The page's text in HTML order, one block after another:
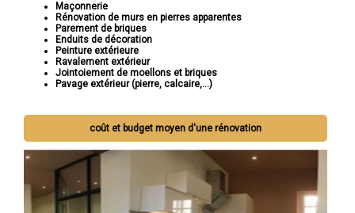
Maçonnerie
Rénovation de murs en pierres apparentes
Parement de briques
Enduits de décoration
Peinture extérieure
Ravalement extérieur
Jointoiement de moellons et briques
Pavage extérieur (pierre, calcaire,...)
coût et budget moyen d'une rénovation